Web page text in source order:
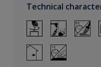
Technical